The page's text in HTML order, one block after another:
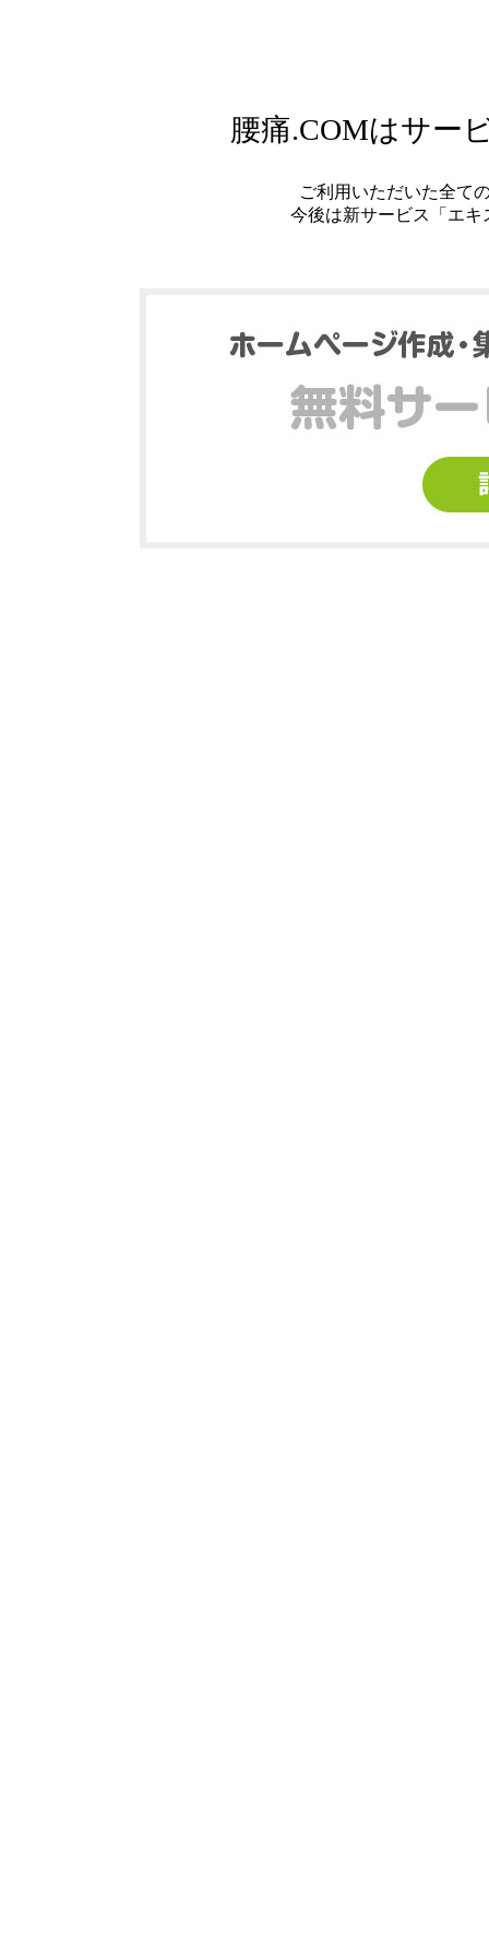
腰痛.COMはサー
ご利用いただいた全て
今後は新サービス「エ